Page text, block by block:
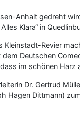
Anhalt gedreht
Klara“ in
Revier
Deutschen
im schönen
Dr. Gertrud
Hagen Dittmann)